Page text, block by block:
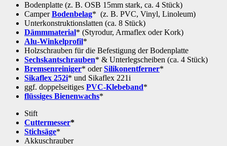
Bodenplatte (z. B. OSB 15mm stark, ca. 4 Stück)
CamperBodenbelag* (z. B. PVC, Vinyl, Linoleum)
Unterkonstruktionslatten (ca. 8 Stück)
Dämmmaterial* (Styrodur, Armaflex oder Kork)
Alu-Winkelprofil*
Holzschrauben für die Befestigung der Bodenplatte
Sechskantschrauben* & Unterlegscheiben (ca. 4 Stück)
Bremsenreiniger* oderSilikonentferner*
Sikaflex 252i* und Sikaflex 221i
ggf. doppelseitiges PVC-Klebeband*
flüssiges Bienenwachs*
Stift
Cuttermesser*
Stichsäge*
Akkuschrauber